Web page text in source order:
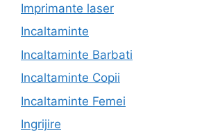
Imprimante laser
Incaltaminte
Incaltaminte Barbati
Incaltaminte Copii
Incaltaminte Femei
Ingrijire